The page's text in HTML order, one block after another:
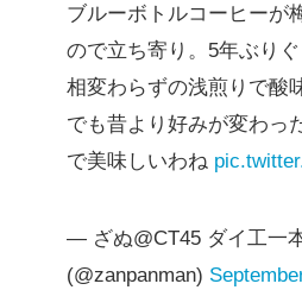
ブルーボトルコーヒーが
ので立ち寄り。5年ぶり
相変わらずの浅煎りで酸
でも昔より好みが変わっ
で美味しいわね
— ざぬ@CT45 ダイ工一
(@zanpanman)